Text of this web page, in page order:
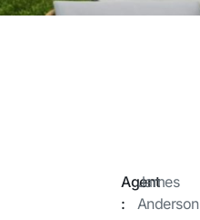
Agent
:
James
Anderson